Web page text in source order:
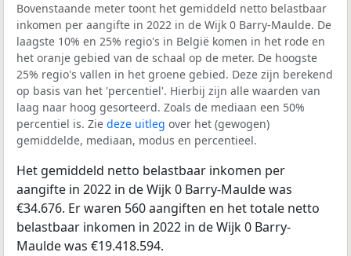
Bovenstaande meter toont het gemiddeld netto belastbaar
inkomen per aangifte in 2022 in de Wijk 0 Barry-Maulde. De
laagste 10% en 25% regio's in België komen in het rode en
het oranje gebied van de schaal op de meter. De hoogste
25% regio's vallen in het groene gebied. Deze zijn berekend
op basis van het 'percentiel'. Hierbij zijn alle waarden van
laag naar hoog gesorteerd. Zoals de mediaan een 50%
percentiel is. Zie deze uitleg over het (gewogen)
gemiddelde, mediaan, modus en percentieel.
Het gemiddeld netto belastbaar inkomen per
aangifte in 2022 in de Wijk 0 Barry-Maulde was
€34.676. Er waren 560 aangiften en het totale netto
belastbaar inkomen in 2022 in de Wijk 0 Barry-
Maulde was €19.418.594.